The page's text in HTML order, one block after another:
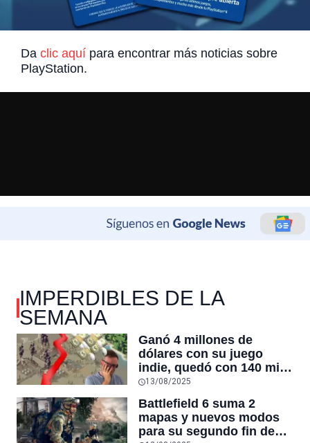
Da clic aquí para encontrar más noticias sobre
PlayStation.
IMPERDIBLES DE LA
SEMANA
Ganó 4 millones de
dólares con su juego
indie, quedó con 140 mil
de deuda y terminó
vendiéndolo por 5 mil:
“Lo perdí todo”
13/08/2025
Battlefield 6 suma 2
mapas y nuevos modos
para su segundo fin de